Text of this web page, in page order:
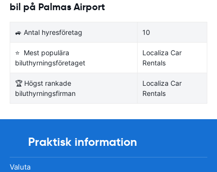
bil på Palmas Airport
🚙 Antal hyresföretag 10
⭐ Mest populära
biluthyrningsföretaget
Localiza Car
Rentals
🏆 Högst rankade
biluthyrningsfirman
Localiza Car
Rentals
Praktisk information
Valuta